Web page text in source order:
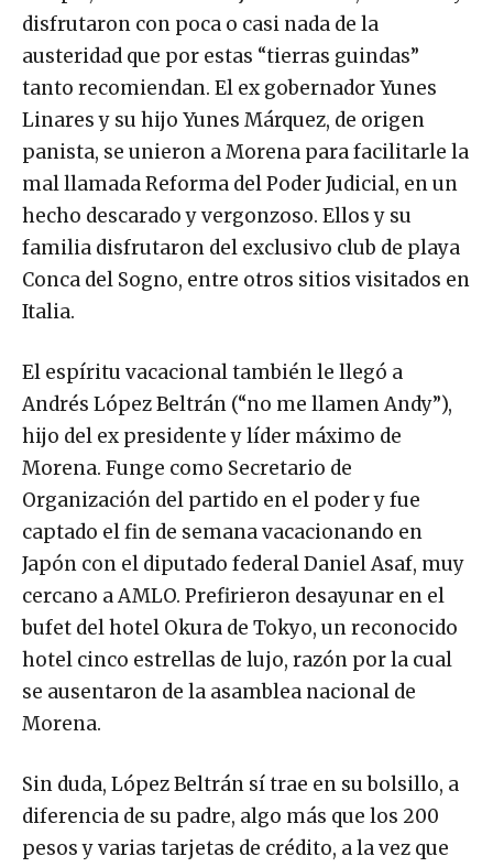
disfrutaron con poca o casi nada de la
austeridad que por estas “tierras guindas”
tanto recomiendan. El ex gobernador Yunes
Linares y su hijo Yunes Márquez, de origen
panista, se unieron a Morena para facilitarle la
mal llamada Reforma del Poder Judicial, en un
hecho descarado y vergonzoso. Ellos y su
familia disfrutaron del exclusivo club de playa
Conca del Sogno, entre otros sitios visitados en
Italia.
El espíritu vacacional también le llegó a
Andrés López Beltrán (“no me llamen Andy”),
hijo del ex presidente y líder máximo de
Morena. Funge como Secretario de
Organización del partido en el poder y fue
captado el fin de semana vacacionando en
Japón con el diputado federal Daniel Asaf, muy
cercano a AMLO. Prefirieron desayunar en el
bufet del hotel Okura de Tokyo, un reconocido
hotel cinco estrellas de lujo, razón por la cual
se ausentaron de la asamblea nacional de
Morena.
Sin duda, López Beltrán sí trae en su bolsillo, a
diferencia de su padre, algo más que los 200
pesos y varias tarjetas de crédito, a la vez que